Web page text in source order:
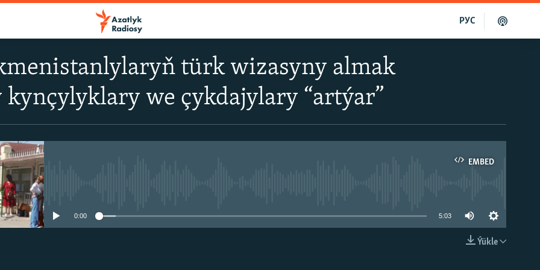
РУС
türk wizasyny almak
we çykdajylary “artýar”
EMBED
0:00 5:03
Ýükle